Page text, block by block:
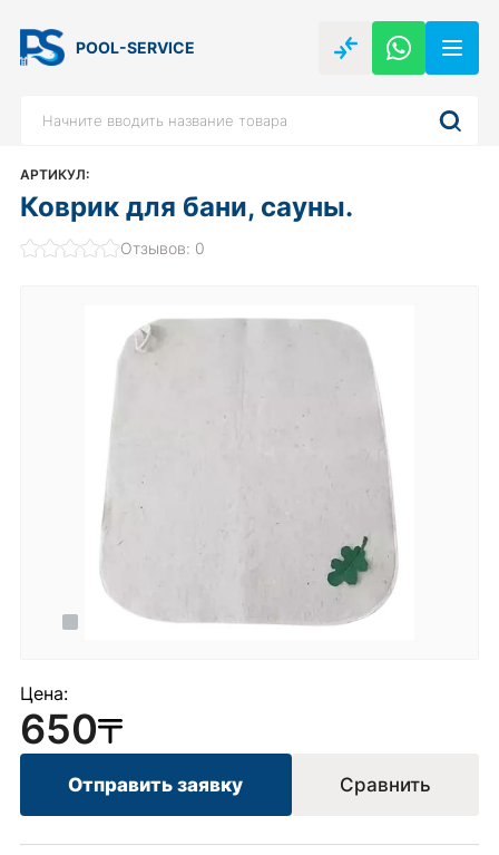
POOL-SERVICE
АРТИКУЛ:
Коврик для бани, сауны.
Отзывов: 0
Цена:
650
Отправить заявку Сравнить